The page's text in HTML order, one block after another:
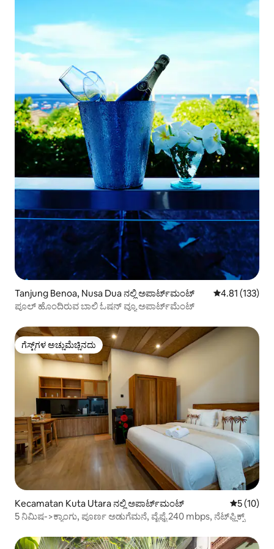
Tanjung Benoa, Nusa Dua ನಲ್ಲಿ ಅಪಾರ್ಟ್‌ಮಂಟ್ 5 ರಲ್ಲಿ 4.81
4.81 (133)
ಪೂಲ್ ಹೊಂದಿರುವ ಬಾಲಿ ಓಷನ್ ವ್ಯೂ ಅಪಾರ್ಟ್‌ಮೆಂಟ್
ಗೆಸ್ಟ್‌ಗಳ ಅಚ್ಚುಮೆಚ್ಚಿನದು
ಗೆಸ್ಟ್‌ಗಳ ಅಚ್ಚುಮೆಚ್ಚಿನದು
Kecamatan Kuta Utara ನಲ್ಲಿ ಅಪಾರ್ಟ್‌ಮಂಟ್ 5 ರಲ್ಲಿ 5
5 (10)
5 ನಿಮಿಷ->ಕ್ಯಾಂಗು, ಪೂರ್ಣ ಅಡುಗೆಮನೆ, ವೈಫೈ 240 mbps, ನೆಟ್‌ಫ್ಲಿಕ್ಸ್